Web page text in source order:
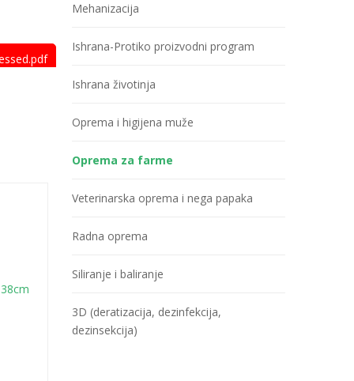
Mehanizacija
Ishrana-Protiko proizvodni program
Ishrana životinja
Oprema i higijena muže
Oprema za farme
Veterinarska oprema i nega papaka
Radna oprema
Siliranje i baliranje
3D (deratizacija, dezinfekcija,
dezinsekcija)